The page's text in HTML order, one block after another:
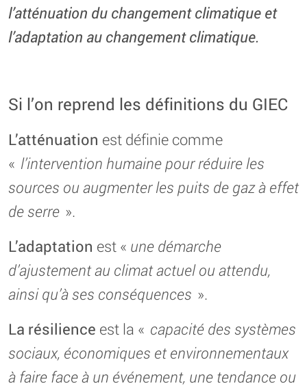
l’atténuation du changement climatique et
l’adaptation au changement climatique.
Si l’on reprend les définitions du GIEC
L’atténuation est définie comme
« l’intervention humaine pour réduire les
sources ou augmenter les puits de gaz à effet
de serre ».
L’adaptation est « une démarche
d’ajustement au climat actuel ou attendu,
ainsi qu’à ses conséquences ».
La résilience est la « capacité des systèmes
sociaux, économiques et environnementaux
à faire face à un événement, une tendance ou